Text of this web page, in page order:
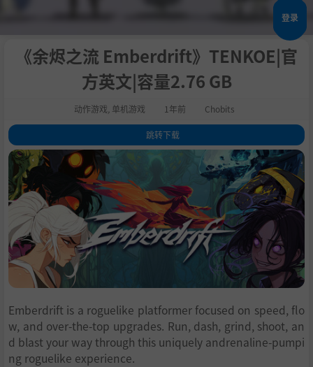
登录
《余烬之流 Emberdrift》TENKOE|官
方英文|容量2.76 GB
动作游戏 单机游戏 1年前 Chobits
跳转下载
1.关于这款游戏
2.系统需求
3 .支持作者
学习
Emberdrift is a roguelike platformer focused on speed, flo
w, and over-the-top upgrades. Run, dash, grind, shoot, an
d blast your way through this uniquely andrenaline-pumpi
ng roguelike experience.